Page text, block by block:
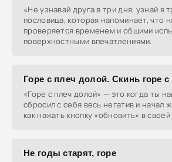
«Не узнавай друга в три дня, узнай в
пословица, которая напоминает, что
проверяется временем и общими
поверхностными впечатлениями.
Горе с плеч долой. Скинь горе с
«Горе с плеч долой» — это когда ты
сбросил с себя весь негатив и начал
как нажать кнопку «обновить» в
Не годы старят, горе